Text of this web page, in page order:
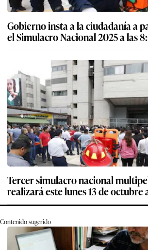
Gobierno insta a la ciudadanía a
el Simulacro Nacional 2025 a las
Tercer simulacro nacional
realizará este lunes 13 de octubre
Contenido sugerido